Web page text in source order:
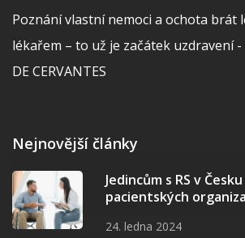
Poznání vlastní nemoci a ochota brát
lékařem – to už je začátek uzdravení -
DE CERVANTES
Nejnovější články
Jedincům s RS v
pacientských
24. ledna 2024